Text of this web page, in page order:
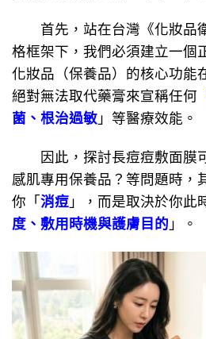
首先，站在台灣《化妝品
格框架下，我們必須建立一個
化妝品（保養品）的核心功能
絕對無法取代藥膏來宣稱任何
菌、根治過敏 」等醫療效能。
因此，探討長痘痘敷面膜
感肌專用保養品？等問題時，
你「 消痘 」，而是取決於你此
度、敷用時機與護膚目的 」。